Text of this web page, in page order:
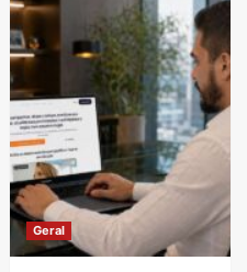
Cartas
Contempladas
Impulsionam
o
Mercado
Imobiliário
do
Distrito
Federal
e
Consolidam
Geral